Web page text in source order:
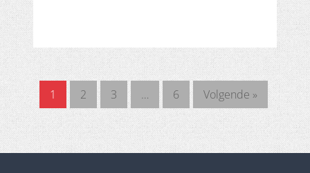
1 2 3 … 6 Volgende »